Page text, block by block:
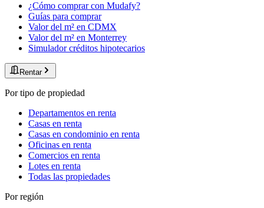
¿Cómo comprar con Mudafy?
Guías para comprar
Valor del m² en CDMX
Valor del m² en Monterrey
Simulador créditos hipotecarios
Rentar
Por tipo de propiedad
Departamentos en renta
Casas en renta
Casas en condominio en renta
Oficinas en renta
Comercios en renta
Lotes en renta
Todas las propiedades
Por región